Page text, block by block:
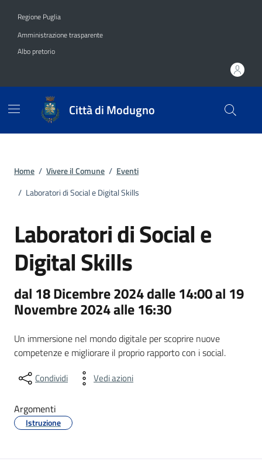
Regione Puglia
Amministrazione trasparente
Albo pretorio
Città di Modugno
Home / Vivere il Comune / Eventi
/ Laboratori di Social e Digital Skills
Laboratori di Social e
Digital Skills
dal 18 Dicembre 2024 dalle 14:00 al 19
Novembre 2024 alle 16:30
Un immersione nel mondo digitale per scoprire nuove
competenze e migliorare il proprio rapporto con i social.
Condividi Vedi azioni
Argomenti
Istruzione